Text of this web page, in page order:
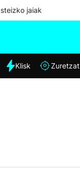
jaiak
Klisk Zuretzat